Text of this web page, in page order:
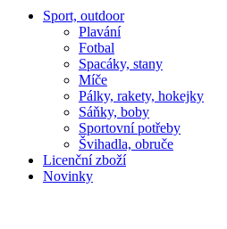
Sport, outdoor
Plavání
Fotbal
Spacáky, stany
Míče
Pálky, rakety, hokejky
Sáňky, boby
Sportovní potřeby
Švihadla, obruče
Licenční zboží
Novinky